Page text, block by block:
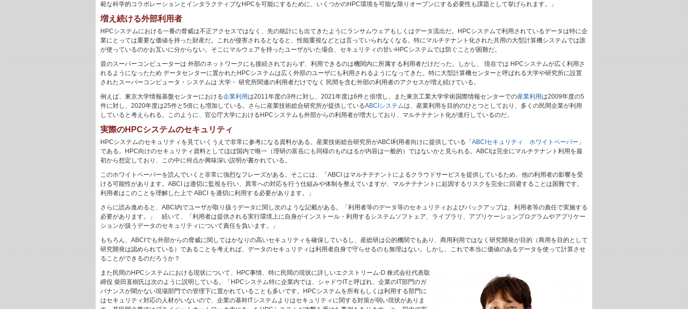
範な科学的コラボレーションとインタラクティブなHPCを可能にするために、いくつかのHPC環境を可能な限りオープンにする必要性も課題として挙げられます。」
増え続ける外部利用者
HPCシステムにおける一番の脅威は不正アクセスではなく、先の統計にも出てきたようにランサムウェアもしくはデータ流出だ。HPCシステムで利用されているデータは特に企
業にとっては重要な価値を持った財産だ。これが侵害されるとなると、性能重視などとは言っていられなくなる。特にマルチテナント化された共用の大型計算機システムでは誰
が使っているのかお互いに分からない。そこにマルウェアを持ったユーザがいた場合、セキュリティの甘いHPCシステムでは防ぐことが困難だ。
昔のスーパーコンピューターは 外部のネットワークにも接続されておらず、利用できるのは機関内に所属する利用者だけだった。しかし、 現在では HPCシステムが広く利用さ
れるようになったため データセンターに置かれたHPCシステムは広く外部のユーザにも利用されるようになってきた。特に大型計算機センターと呼ばれる大学や研究所に設置
されたスーパーコンピュータ・システムは 大学・ 研究所関連の利用者だけでなく 民間を含む外部の利用者のアクセスが増え続けている。
例えば、東京大学情報基盤センターにおける企業利用は2011年度の3件に対し、2021年度は6件と倍増し、また東京工業大学学術国際情報センターでの産業利用は2009年度の5
件に対し、2020年度は25件と5倍にも増加している。さらに産業技術総合研究所が提供しているABCIシステムは、産業利用を目的のひとつとしており、多くの民間企業が利用
していると考えられる。このように、官公庁大学におけるHPCシステムも外部からの利用者が増大しており、マルチテナント化が進行しているのだ。
実際のHPCシステムのセキュリティ
HPCシステムのセキュリティを見ていくうえで非常に参考になる資料がある。産業技術総合研究所がABCI利用者向けに提供している「 ABCIセキュリティ ホワイトペーパー 」
である。HPC向けのセキュリティ資料としてほぼ国内で唯一（理研の富岳にも同様のものはるが内容は一般的）ではないかと見られる。ABCIは完全にマルチテナント利用を最
初から想定しており、この中に何点か興味深い説明が書かれている。
このホワイトペーパーを読んでいくと非常に強烈なフレーズがある。そこには、「ABCI はマルチテナントによるクラウドサービスを提供しているため、他の利用者の影響を受
ける可能性があります。ABCI は適切に監視を行い、異常への対応を行う仕組みや体制を整えていますが、マルチテナントに起因するリスクを完全に回避することは困難です。
利用者はこのことを理解した上で ABCI を適切に利用する必要があります。」
さらに読み進めると、ABCI内でユーザが取り扱うデータに関し次のような記載がある。「利用者等のデータ等のセキュリティおよびバックアップは、利用者等の責任で実施する
必要があります。」 続いて、「利用者は提供される実行環境上に自身がインストール・利用するシステムソフトェア、ライブラリ、アプリケーションプログラムやアプリケー
ションが扱うデータのセキュリティについて責任を負います。」
もちろん、ABCIでも外部からの脅威に関してはかなりの高いセキュリティを確保しているし、産総研は公的機関でもあり、商用利用ではなく研究開発が目的（商用を目的として
研究開発は認められている）であることを考えれば、データのセキュリティは利用者自身で守らせるのも無理はない。しかし、これで本当に価値のあるデータを使って計算させ
ることができるのだろうか？
また民間のHPCシステムにおける現状について、HPC事情、特に民間の現状に詳しいエクストリーム-D 株式会社代表取
締役 柴田直樹氏は次のように説明している。「HPCシステム特に企業内では、シャドウITと呼ばれ、企業のIT部門のガ
バナンスが聞かない現場部門での管理下に置かれていることも多いです。HPCシステムを所有もしくは利用する部門に
はセキュリティ対応の人材がいないので、企業の基幹ITシステムよりはセキュリティに関する対策が弱い現状がありま